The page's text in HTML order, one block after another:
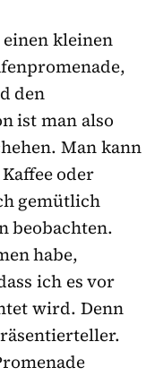
kleinen
den
ist man also
Man kann
oder
gemütlich
beobachten.
habe,
ich es vor
wird. Denn